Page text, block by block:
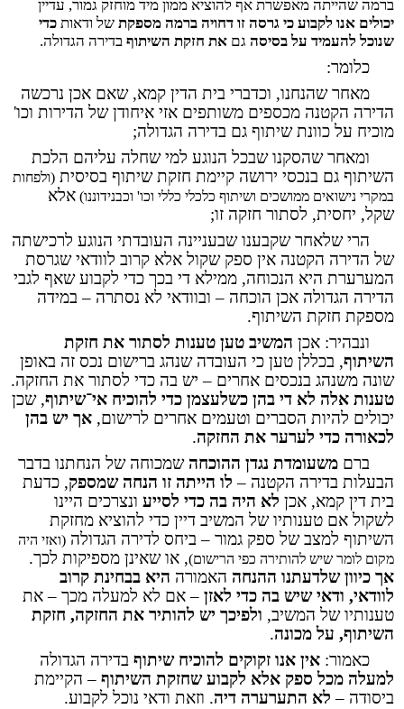
ברמה שהייתה מאפשרת אף להוציא ממון מיד מוחזק גמור, עדיין
יכולים אנו לקבוע כי גרסה זו דחויה ברמה מספקת של ודאותכדי
שנוכל להעמיד על בסיסה גםאת חזקת השיתוף בדירה הגדולה.
כלומר:
מאחר שהנחנו, וכדברי בית הדין קמא, שאם אכן נרכשה
הדירה הקטנה מכספים משותפים אזי איחודן של הדירות וכו'
מוכיח על כוונת שיתוף גם בדירה הגדולה;
ומאחר שהסקנו שבכל הנוגע למי שחלה עליהם הלכת
השיתוף גם בנכסי ירושה קיימת חזקת שיתוף בסיסית(ולפחות
במקרי נישואים ממושכים ושיתוף כלכלי כללי וכו' וכבנידוננו)אלא
שקל, יחסית, לסתור חזקה זו;
הרי שלאחר שקבענו שבעניינה העובדתי הנוגע לרכישתה
של הדירה הקטנה אין ספק שקול אלא קרוב לוודאי שגרסת
המערערת היא הנכוחה, ממילא די בכך כדי לקבוע שאף לגבי
הדירה הגדולה אכן הוכחה – ובוודאי לא נסתרה – במידה
מספקת חזקת השיתוף.
ונבהיר: אכן המשיב טען טענות לסתור את חזקת
השיתוף, בכללן טען כי העובדה שנהג ברישום נכס זה באופן
שונה משנהג בנכסים אחרים – יש בה כדי לסתור את החזקה.
טענות אלה לא די בהן כשלעצמן כדי להוכיח אי־שיתוף, שכן
יכולים להיות הסברים וטעמים אחרים לרישום,אך יש בהן
לכאורה כדי לערער את החזקה.
ברם משעומדת נגדן ההוכחה שמכוחה של הנחתנו בדבר
הבעלות בדירה הקטנה – לו הייתה זו הנחה שמספק, כדעת
בית דין קמא, אכן לא היה בה כדי לסייע ונצרכים היינו
לשקול אם טענותיו של המשיב דיין כדי להוציא מחזקת
השיתוף למצב של ספק גמור – ביחס לדירה הגדולה(ואזי היה
מקום לומר שיש להותירה כפי הרישום), או שאינן מספיקות לכך.
אך כיוון שלדעתנו ההנחה האמורה היא בבחינת קרוב
לוודאי, ודאי שיש בה כדי לאזן – אם לא למעלה מכך – את
טענותיו של המשיב, ולפיכך יש להותיר את החזקה, חזקת
השיתוף, על מכונה.
כאמור: אין אנו זקוקים להוכיח שיתוףבדירה הגדולה
למעלה מכל ספק אלא לקבוע שחזקת השיתוף – הקיימת
ביסודה – לא התערערה דיה. וזאת ודאי נוכל לקבוע.